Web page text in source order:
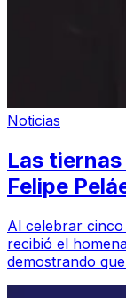
Noticias
Las
Felipe
Al celebrar cinco
recibió el
demostrando